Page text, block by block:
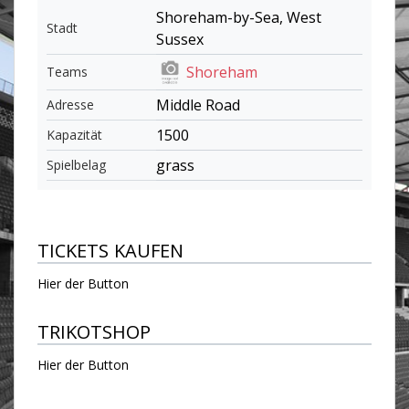
Stadt
Shoreham-by-Sea, West
Sussex
Teams Shoreham
Adresse Middle Road
Kapazität 1500
Spielbelag grass
TICKETS KAUFEN
Hier der Button
TRIKOTSHOP
Hier der Button